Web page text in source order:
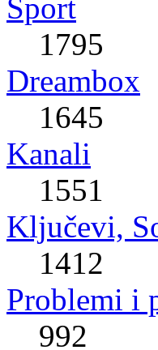
Sport
1795
Dreambox
1645
Kanali
1551
Ključevi,
1412
Problemi i
992